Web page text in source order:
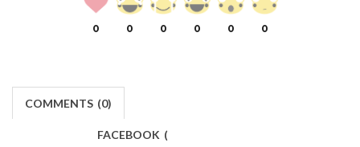
0 0 0 0 0 0
COMMENTS (0)
FACEBOOK (